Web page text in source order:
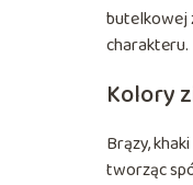
butelkowej
charakteru.
Kolory
Brązy,
tworząc